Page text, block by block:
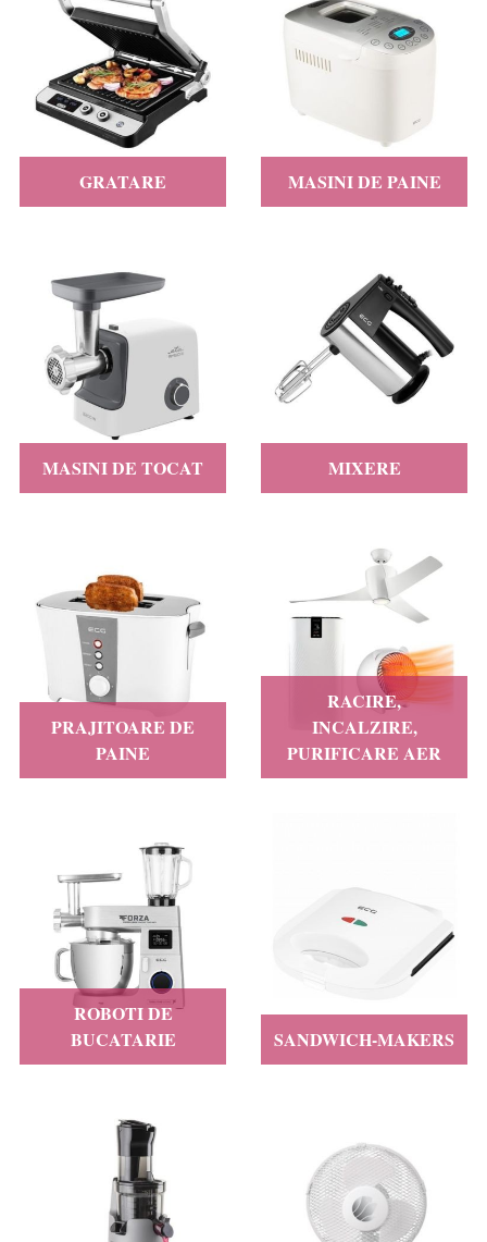
GRATARE MASINI DE PAINE
MASINI DE TOCAT MIXERE
PRAJITOARE DE
PAINE
RACIRE,
INCALZIRE,
PURIFICARE AER
ROBOTI DE
BUCATARIE
SANDWICH-MAKERS